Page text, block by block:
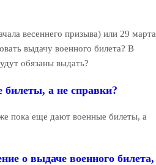
весеннего призыва) или 29 марта
выдачу военного билета? В
обязаны выдать?
а не справки?
пока еще дают военные билеты, а
о выдаче военного билета,